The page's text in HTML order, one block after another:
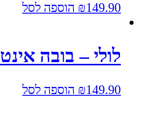
₪149.90 הוספה לסל
לולי – בובה
₪149.90 הוספה לסל